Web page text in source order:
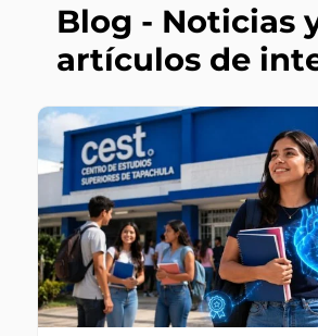
Blog - Noticias
artículos de